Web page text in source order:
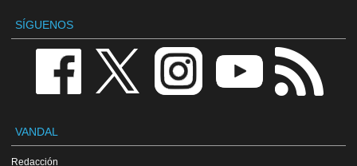
SÍGUENOS
VANDAL
Redacción